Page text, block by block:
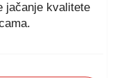
jačanje kvalitete